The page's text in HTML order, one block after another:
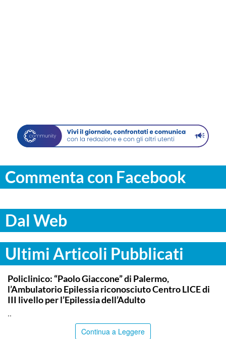
Commenta con Facebook
Dal Web
Ultimi Articoli Pubblicati
COMMUNITY
Policlinico: “Paolo Giaccone” di Palermo,
l’Ambulatorio Epilessia riconosciuto Centro LICE di
III livello per l’Epilessia dell’Adulto
..
Continua a Leggere